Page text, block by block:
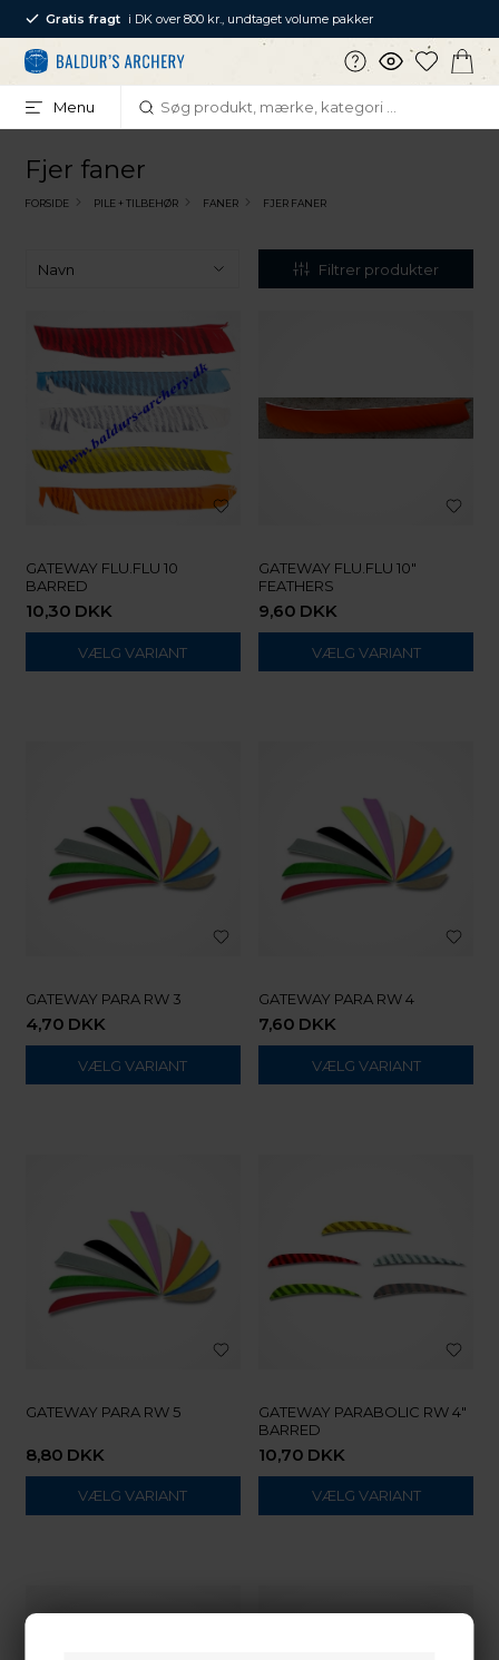
Gratis fragt i DK over 800 kr., undtaget volume pakker
Menu
Fjer faner
FORSIDE PILE + TILBEHØR FANER FJER FANER
Filtrer produkter
GATEWAY FLU.FLU 10
BARRED
10,30 DKK
VÆLG VARIANT
GATEWAY FLU.FLU 10"
FEATHERS
9,60 DKK
VÆLG VARIANT
GATEWAY PARA RW 3
4,70 DKK
VÆLG VARIANT
GATEWAY PARA RW 4
7,60 DKK
VÆLG VARIANT
GATEWAY PARA RW 5
8,80 DKK
VÆLG VARIANT
GATEWAY PARABOLIC RW 4"
BARRED
10,70 DKK
VÆLG VARIANT